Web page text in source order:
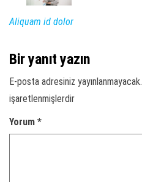
Aliquam id dolor
Bir yanıt yazın
E-posta adresiniz yayınlanmayacak.
işaretlenmişlerdir
Yorum *